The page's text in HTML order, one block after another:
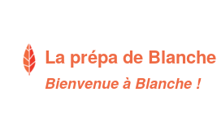
La prépa de Blanche
​Bienvenue à Blanche !